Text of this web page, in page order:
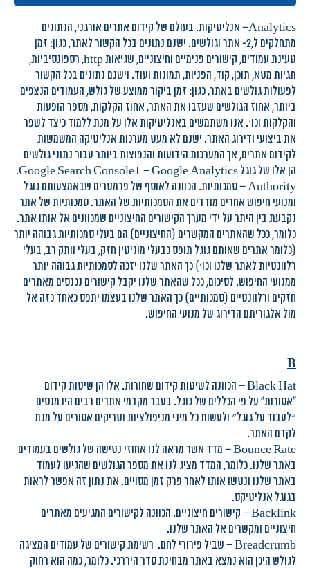
Analytics– אנליטיקות. בעולם של קידום אתרים אורגני, הנתונים
מתחלקים ל,2- אתר וגולשים. ישנם נתונים בכל הקשור לאתר, כגון: זמן
טעינת עמודים, קישורים פנימיים וחיצוניים, שגיאות http, רספונסיביות,
תגיות מטא, תוכן, קוד, הפניות, תמונות ועוד. וישנם נתונים בכל הקשור
לפעולות גולשים באתר, כגון: זמן ביקור ממוצע של גולש, העמודים הנצפים
ביותר, אחוז הגולשים שעזבו את האתר, אחוז הקלקות, מספר הופעות
והקלקות וכו׳. אנו משתמשים באנליטיקות אלו על מנת ללמוד כיצד לשפר
את ביצועי ודירוג האתר. ישנם לא מעט מערכות אנליטיקה המשמשות
לקידום אתרים, אך המערכות הידועות והנפוצות ביותר עבור נתוני גולשים
הן אלו של גוגל Google Analytics – ו Google Search Console.
Authority – סמכותיות. הכוונה לאוסף של פרמטרים שבאמצעותם גוגל
ומנועי חיפוש אחרים מודדים את הסמכותיות של האתר. סמכותיות של אתר
נקבעת בין היתר על ידי מערך הקישורים החיצוניים שמכוונים אל אותו אתר.
כלומר, ככל שהאתרים המקשרים (החיצוניים) הם בעלי סמכותיות גבוהה יותר
(כלומר אתרים שאותם גוגל תופס כבעלי מוניטין חזק, בעלי וותק רב, בעלי
רלוונטיות לאתר שלנו וכו׳) כך האתר שלנו יזכה לסמכותיות גבוהה יותר
ממנועי החיפוש. לסיכום, ככל שהאתר שלנו יקבל קישורים נכנסים מאתרים
חזקים ורלוונטיים (סמכותיים) כך האתר שלנו בעצמו יתפס כאחד כזה אל
מול אלגוריתם הדירוג של מנועי החיפוש.
B
Black Hat – הכוונה לשיטות קידום שחורות. אלו הן שיטות קידום
"אסורות" על פי הכללים של גוגל. בעבר מקדמי אתרים רבים היו מנסים
״לעבוד על גוגל״ ולעשות כל מיני מניפולציות וטריקים אסורים על מנת
לקדם האתר.
Bounce Rate – מדד אשר מראה לנו אחוזי נטישה של גולשים בעמודים
באתר שלנו. כלומר, המדד מציג לנו את מספר הגולשים שהגיעו לעמוד
באתר שלנו ונטשו אותו לאחר פרק זמן מסויים. את נתון זה אפשר לראות
בגוגל אנליטיקס.
Backlink – קישורים חיצוניים. הכוונה לקישורים המגיעים מאתרים
חיצוניים ומקשרים אל האתר שלנו.
Breadcrumb – שביל פירורי לחם. רשימת קישורים של עמודים המציגה
לגולש היכן הוא נמצא באתר מבחינת סדר היררכי. כלומר, כמה הוא רחוק